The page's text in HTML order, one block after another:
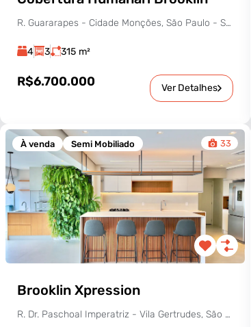
R. Guararapes - Cidade Monções, São Paulo - SP, Brasil
4 3 315 m²
R$6.700.000 Ver Detalhes
À venda Semi Mobiliado 33
Brooklin Xpression
R. Dr. Paschoal Imperatriz - Vila Gertrudes, São Paulo - SP, Brasil